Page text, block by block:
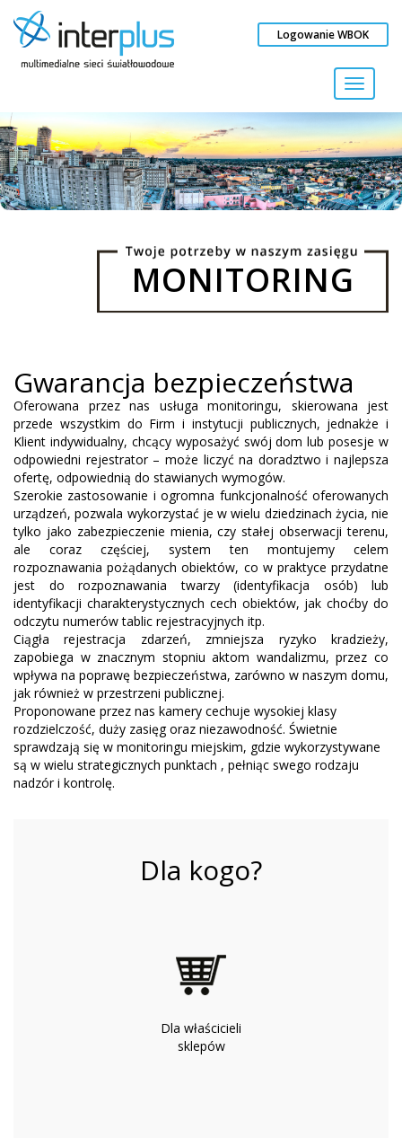
Toggle
Logowanie WBOK
MONITORING
Gwarancja bezpieczeństwa
Oferowana przez nas usługa monitoringu, skierowana jest
przede wszystkim do Firm i instytucji publicznych, jednakże i
Klient indywidualny, chcący wyposażyć swój dom lub posesje w
odpowiedni rejestrator – może liczyć na doradztwo i najlepsza
ofertę, odpowiednią do stawianych wymogów.
Szerokie zastosowanie i ogromna funkcjonalność oferowanych
urządzeń, pozwala wykorzystać je w wielu dziedzinach życia, nie
tylko jako zabezpieczenie mienia, czy stałej obserwacji terenu,
ale coraz częściej, system ten montujemy celem
rozpoznawania pożądanych obiektów, co w praktyce przydatne
jest do rozpoznawania twarzy (identyfikacja osób) lub
identyfikacji charakterystycznych cech obiektów, jak choćby do
odczytu numerów tablic rejestracyjnych itp.
Ciągła rejestracja zdarzeń, zmniejsza ryzyko kradzieży,
zapobiega w znacznym stopniu aktom wandalizmu, przez co
wpływa na poprawę bezpieczeństwa, zarówno w naszym domu,
jak również w przestrzeni publicznej.
Proponowane przez nas kamery cechuje wysokiej klasy
rozdzielczość, duży zasięg oraz niezawodność. Świetnie
sprawdzają się w monitoringu miejskim, gdzie wykorzystywane
są w wielu strategicznych punktach , pełniąc swego rodzaju
nadzór i kontrolę.
Dla kogo?
Dla właścicieli
sklepów